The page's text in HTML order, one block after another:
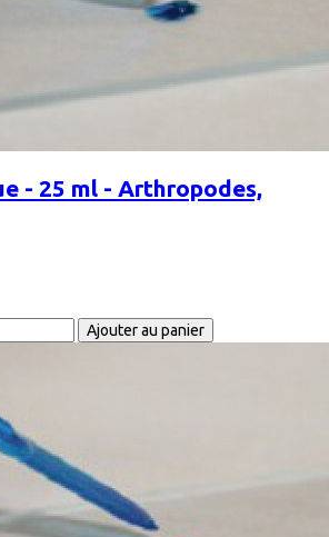
- 25 ml - Arthropodes,